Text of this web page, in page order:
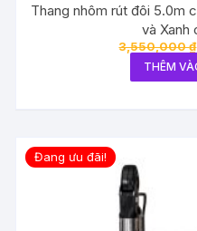
Thang nhôm rút đôi 5.0m
và Xanh
3,550,000₫
THÊM
Đang ưu đãi!